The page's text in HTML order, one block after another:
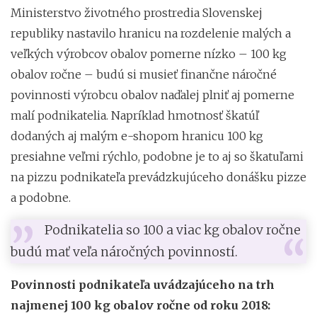
Ministerstvo životného prostredia Slovenskej
republiky nastavilo hranicu na rozdelenie malých a
veľkých výrobcov obalov pomerne nízko – 100 kg
obalov ročne – budú si musieť finančne náročné
povinnosti výrobcu obalov naďalej plniť aj pomerne
malí podnikatelia. Napríklad hmotnosť škatúľ
dodaných aj malým e-shopom hranicu 100 kg
presiahne veľmi rýchlo, podobne je to aj so škatuľami
na pizzu podnikateľa prevádzkujúceho donášku pizze
a podobne.
Podnikatelia so 100 a viac kg obalov ročne
budú mať veľa náročných povinností.
Povinnosti podnikateľa uvádzajúceho na trh
najmenej 100 kg obalov ročne od roku 2018: